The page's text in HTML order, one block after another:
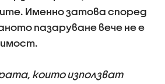
Именно затова според
пазаруване вече не е
които използват